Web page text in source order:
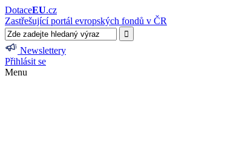
DotaceEU.cz
Zastřešující portál evropských fondů v ČR
Newslettery
Přihlásit se
Menu